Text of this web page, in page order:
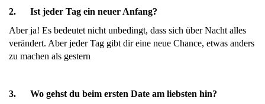
2. Ist jeder Tag ein neuer Anfang?
Aber ja! Es bedeutet nicht unbedingt, dass sich über Nacht alles
verändert. Aber jeder Tag gibt dir eine neue Chance, etwas anders
zu machen als gestern
3. Wo gehst du beim ersten Date am liebsten hin?